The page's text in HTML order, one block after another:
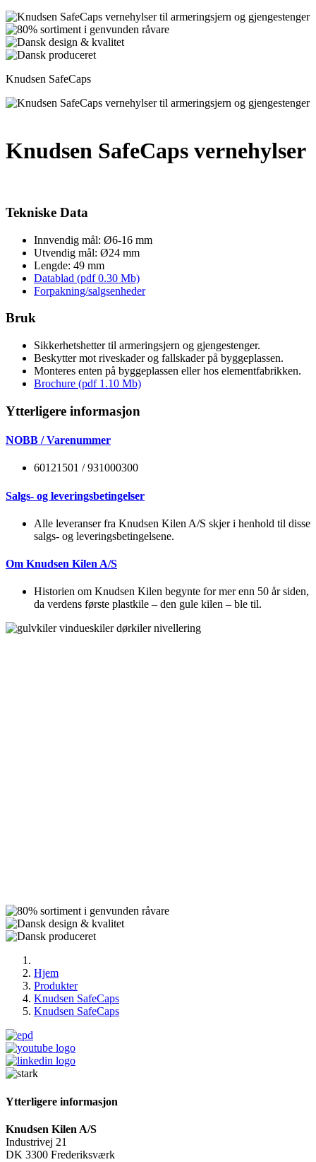
Knudsen SafeCaps
Knudsen SafeCaps vernehylser
Tekniske Data
Innvendig mål: Ø6-16 mm
Utvendig mål: Ø24 mm
Lengde: 49 mm
Datablad (pdf 0.30 Mb)
Forpakning/salgsenheder
Bruk
Sikkerhetshetter til armeringsjern og gjengestenger.
Beskytter mot riveskader og fallskader på byggeplassen.
Monteres enten på byggeplassen eller hos elementfabrikken.
Brochure (pdf 1.10 Mb)
Ytterligere informasjon
NOBB / Varenummer
60121501 / 931000300
Salgs- og leveringsbetingelser
Alle leveranser fra Knudsen Kilen A/S skjer i henhold til disse
salgs- og leveringsbetingelsene.
Om Knudsen Kilen A/S
Historien om Knudsen Kilen begynte for mer enn 50 år siden,
da verdens første plastkile – den gule kilen – ble til.
Hjem
Produkter
Knudsen SafeCaps
Knudsen SafeCaps
Ytterligere informasjon
Knudsen Kilen A/S
Industrivej 21
DK 3300 Frederiksværk